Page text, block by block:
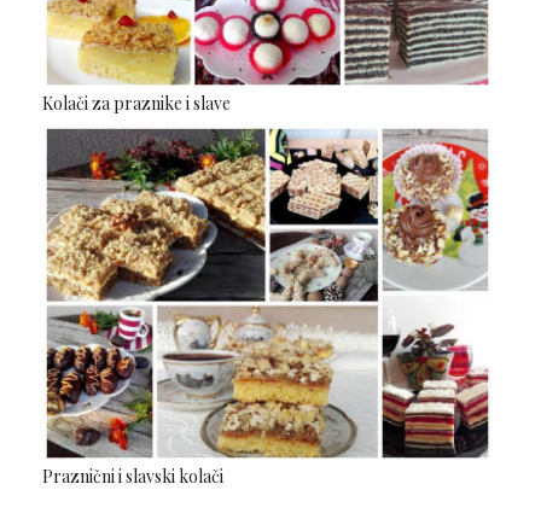
Kolači za praznike i slave
Praznični i slavski kolači